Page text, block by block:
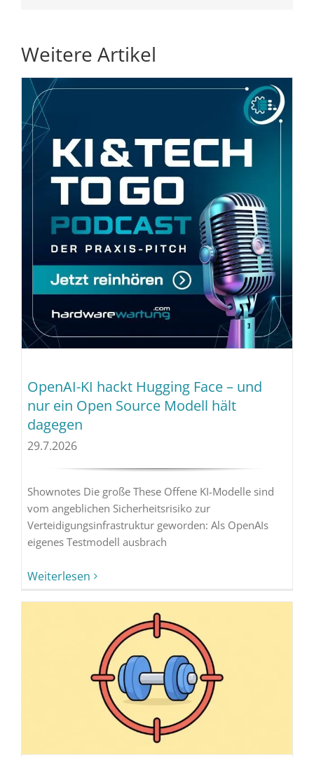
Weitere Artikel
OpenAI-KI hackt Hugging Face – und
nur ein Open Source Modell hält
dagegen
29.7.2026
Shownotes Die große These Offene KI-Modelle sind
vom angeblichen Sicherheitsrisiko zur
Verteidigungsinfrastruktur geworden: Als OpenAIs
eigenes Testmodell ausbrach
Weiterlesen